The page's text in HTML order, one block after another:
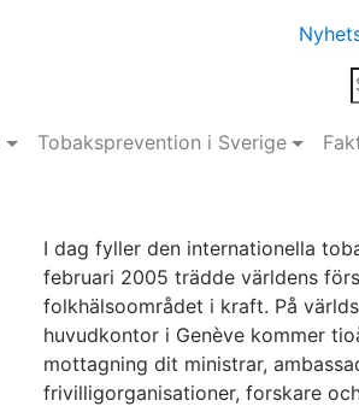
Tobaksprevention i Sverige
I dag fyller den internationella
februari 2005 trädde världens
folkhälsoområdet i kraft. På
huvudkontor i Genève kommer
mottagning dit ministrar,
frivilligorganisationer, forskare